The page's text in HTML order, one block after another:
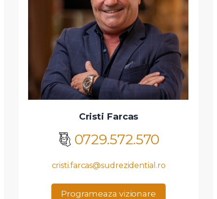
Cristi Farcas
0729.572.570
cristi.farcas@sudrezidential.ro
Programeaza vizionare